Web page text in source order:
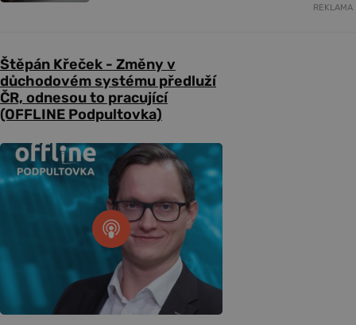
REKLAMA
Štěpán Křeček - Změny v
důchodovém systému předluží
ČR, odnesou to pracující
(OFFLINE Podpultovka)